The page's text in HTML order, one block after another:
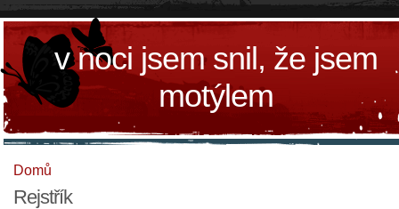
v noci jsem snil, že jsem
motýlem
Domů
Rejstřík